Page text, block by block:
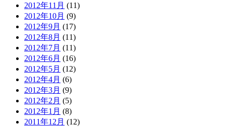
2012年11月 (11)
2012年10月 (9)
2012年9月 (17)
2012年8月 (11)
2012年7月 (11)
2012年6月 (16)
2012年5月 (12)
2012年4月 (6)
2012年3月 (9)
2012年2月 (5)
2012年1月 (8)
2011年12月 (12)